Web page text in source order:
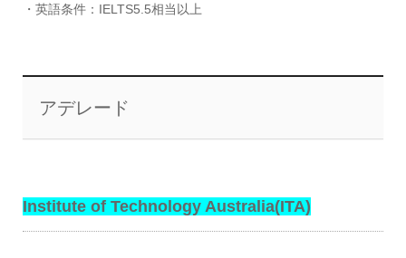
・英語条件：IELTS5.5相当以上
アデレード
Institute of Technology Australia(ITA)